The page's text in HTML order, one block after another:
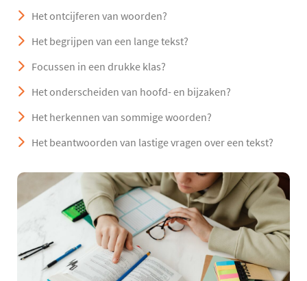
Het ontcijferen van woorden?
Het begrijpen van een lange tekst?
Focussen in een drukke klas?
Het onderscheiden van hoofd- en bijzaken?
Het herkennen van sommige woorden?
Het beantwoorden van lastige vragen over een tekst?